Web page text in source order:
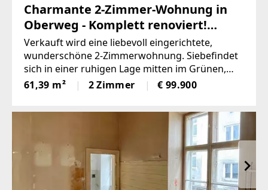
Charmante 2-Zimmer-Wohnung in
Oberweg - Komplett renoviert!
(Provisionsfrei)
Verkauft wird eine liebevoll eingerichtete,
wunderschöne 2-Zimmerwohnung. Siebefindet
sich in einer ruhigen Lage mitten im Grünen,
zugleich liegt sie nah amZentrum. Die Wohnung
befindet sich im 1. Stock eines
61,39 m² 2 Zimmer € 99.900